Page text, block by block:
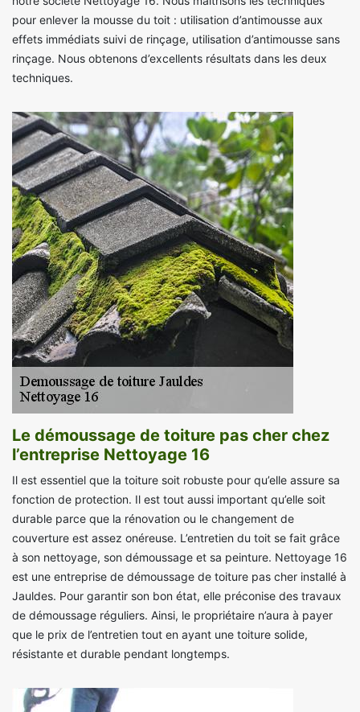
pour enlever la mousse du toit : utilisation d’antimousse aux
effets immédiats suivi de rinçage, utilisation d’antimousse sans
rinçage. Nous obtenons d’excellents résultats dans les deux
techniques.
Le démoussage de toiture pas cher chez
l’entreprise Nettoyage 16
Il est essentiel que la toiture soit robuste pour qu’elle assure sa
fonction de protection. Il est tout aussi important qu’elle soit
durable parce que la rénovation ou le changement de
couverture est assez onéreuse. L’entretien du toit se fait grâce
à son nettoyage, son démoussage et sa peinture. Nettoyage 16
est une entreprise de démoussage de toiture pas cher installé à
Jauldes. Pour garantir son bon état, elle préconise des travaux
de démoussage réguliers. Ainsi, le propriétaire n’aura à payer
que le prix de l’entretien tout en ayant une toiture solide,
résistante et durable pendant longtemps.